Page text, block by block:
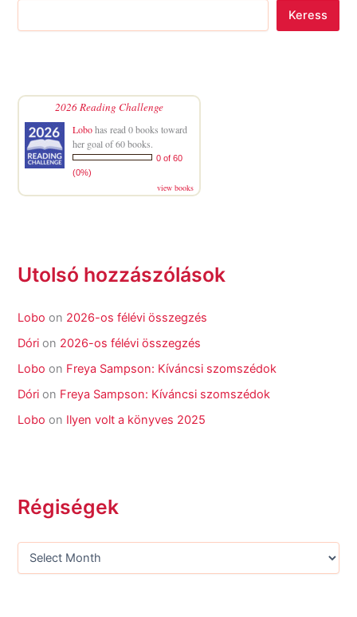
Keress
2026 Reading Challenge
Lobohas read 0 books toward
her goal of 60 books.
0 of 60
(0%)
view books
Utolsó hozzászólások
Lobo on 2026-os félévi összegzés
Dóri on 2026-os félévi összegzés
Lobo on Freya Sampson: Kíváncsi szomszédok
Dóri on Freya Sampson: Kíváncsi szomszédok
Lobo on Ilyen volt a könyves 2025
Régiségek